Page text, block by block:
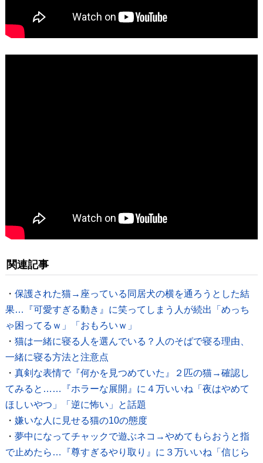
関連記事
・ 保護された猫→座っている同居犬の横を通ろうとした結
果…『可愛すぎる動き』に笑ってしまう人が続出「めっち
ゃ困ってるｗ」「おもろいｗ」
・ 猫は一緒に寝る人を選んでいる？人のそばで寝る理由、
一緒に寝る方法と注意点
・ 真剣な表情で『何かを見つめていた』２匹の猫→確認し
てみると……『ホラーな展開』に４万いいね「夜はやめて
ほしいやつ」「逆に怖い」と話題
・ 嫌いな人に見せる猫の10の態度
・ 夢中になってチャックで遊ぶネコ→やめてもらおうと指
で止めたら…『尊すぎるやり取り』に３万いいね「信じら